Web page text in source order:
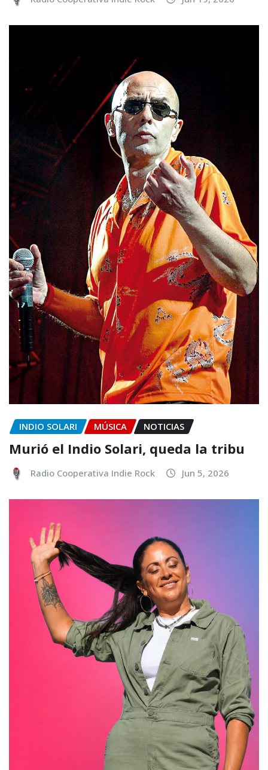
INDIO SOLARI MÚSICA NOTICIAS
Murió el Indio Solari, queda la tribu
Radio Cooperativa Indie Rock Jun 5, 2026